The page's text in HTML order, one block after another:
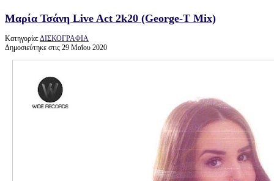
Μαρία Τσάνη Live Act 2k20 (George-T Mix)
Κατηγορία:ΔΙΣΚΟΓΡΑΦΙΑ
Δημοσιεύτηκε στις 29 Μαΐου 2020